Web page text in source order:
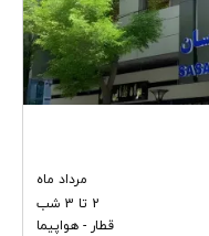
مرداد ماه
2 تا 3 شب
قطار - هواپیما